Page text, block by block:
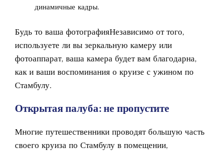
динамичные кадры.
Будь то ваша фотографияНезависимо от того,
используете ли вы зеркальную камеру или
фотоаппарат, ваша камера будет вам благодарна,
как и ваши воспоминания о круизе с ужином по
Стамбулу.
Открытая палуба: не пропустите
Многие путешественники проводят большую часть
своего круиза по Стамбулу в помещении,